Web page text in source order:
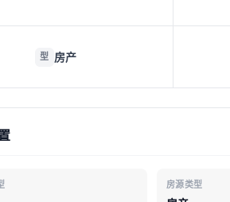
型 房产
房源类型